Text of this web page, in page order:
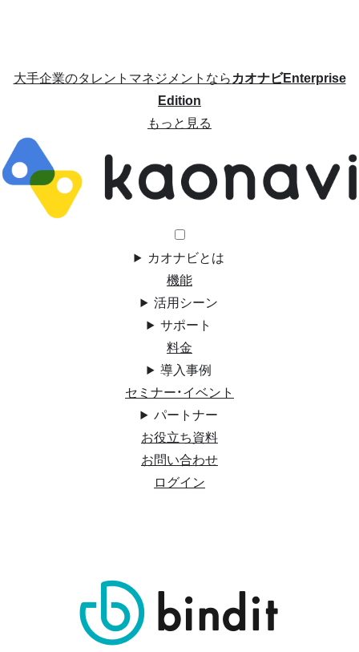
大手企業のタレントマネジメントならカオナビEnterprise
Edition
もっと見る
カオナビとは
機能
活用シーン
サポート
料金
導入事例
セミナー・イベント
パートナー
お役立ち資料
お問い合わせ
ログイン